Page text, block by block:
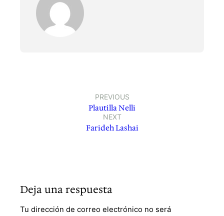
PREVIOUS
Plautilla Nelli
NEXT
Farideh Lashai
Deja una respuesta
Tu dirección de correo electrónico no será